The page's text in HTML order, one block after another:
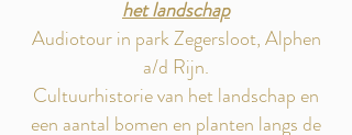
het landschap
Audiotour in park Zegersloot, Alphen
a/d Rijn.
Cultuurhistorie van het landschap en
een aantal bomen en planten langs de